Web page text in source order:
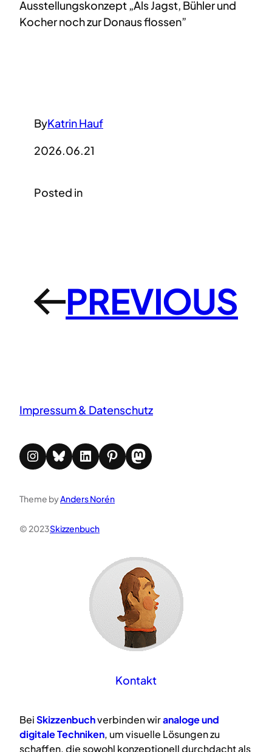
Ausstellungskonzept „Als Jagst, Bühler und
Kocher noch zur Donaus flossen”
ByKatrin Hauf
2026.06.21
Posted in
←PREVIOUS
Impressum & Datenschutz
Instagram Bluesky LinkedIn Pinterest Mastodon
Theme byAnders Norén
© 2023Skizzenbuch
Kontakt
BeiSkizzenbuchverbinden wiranalogeund
digitaleTechniken, um visuelle Lösungen zu
schaffen, die sowohl konzeptionell durchdacht als